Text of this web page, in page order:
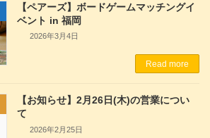
【ペアーズ】ボードゲームマッチングイ
ベント in 福岡
2026年3月4日
Read more
【お知らせ】2月26日(木)の営業につい
て
2026年2月25日